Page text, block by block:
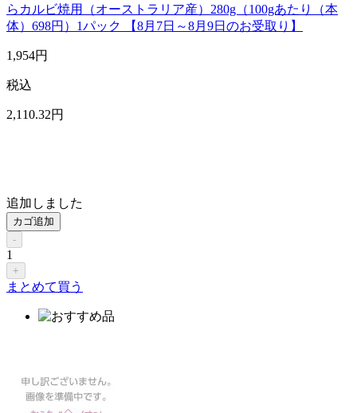
らカルビ焼用（オーストラリア産）280g（100gあたり（本
体）698円）1パック 【8月7日～8月9日のお受取り】
1,954円
税込
2,110.32円
追加しました
カゴ追加
-
1
+
まとめて買う